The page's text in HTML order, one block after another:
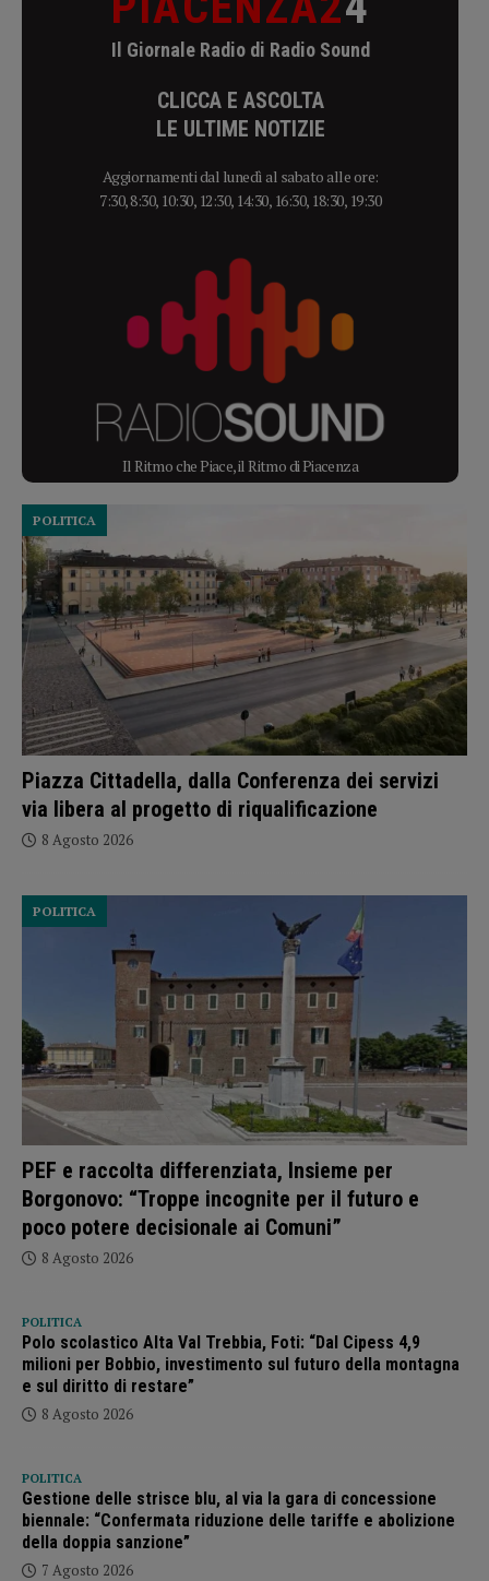
Il Giornale Radio di Radio Sound
CLICCA E ASCOLTA
LE ULTIME NOTIZIE
Aggiornamenti dal lunedì al sabato alle ore:
7:30, 8:30, 10:30, 12:30, 14:30, 16:30, 18:30, 19:30
Il Ritmo che Piace, il Ritmo di Piacenza
Piazza Cittadella, dalla Conferenza dei servizi
via libera al progetto di riqualificazione
POLITICA
8 Agosto 2026
PEF e raccolta differenziata, Insieme per
Borgonovo: “Troppe incognite per il futuro e
poco potere decisionale ai Comuni”
POLITICA
8 Agosto 2026
POLITICA
Polo scolastico Alta Val Trebbia, Foti: “Dal Cipess 4,9
milioni per Bobbio, investimento sul futuro della montagna
e sul diritto di restare”
8 Agosto 2026
POLITICA
Gestione delle strisce blu, al via la gara di concessione
biennale: “Confermata riduzione delle tariffe e abolizione
della doppia sanzione”
7 Agosto 2026